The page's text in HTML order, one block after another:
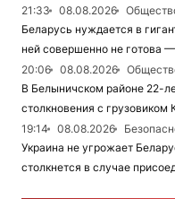
21:33
08.08.2026
Беларусь нуждается в
ней совершенно не готова
20:06
08.08.2026
В Белыничском районе 22-
столкновения с грузовиком
19:14
08.08.2026
Украина не угрожает
столкнется в случае